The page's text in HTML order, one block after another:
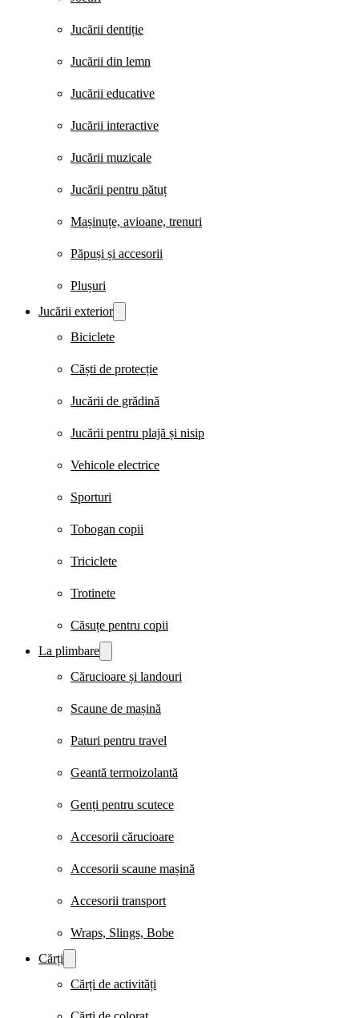
Jucării dentiție
Jucării din lemn
Jucării educative
Jucării interactive
Jucării muzicale
Jucării pentru pătuț
Mașinuțe, avioane, trenuri
Păpuși și accesorii
Plușuri
Jucării exterior
Biciclete
Căști de protecție
Jucării de grădină
Jucării pentru plajă și nisip
Vehicole electrice
Sporturi
Tobogan copii
Triciclete
Trotinete
Căsuțe pentru copii
La plimbare
Cărucioare și landouri
Scaune de mașină
Paturi pentru travel
Geantă termoizolantă
Genți pentru scutece
Accesorii cărucioare
Accesorii scaune mașină
Accesorii transport
Wraps, Slings, Bobe
Cărți
Cărți de activități